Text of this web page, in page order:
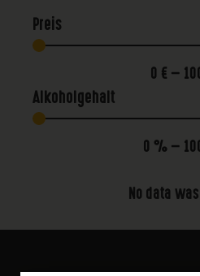
Preis
0 € — 100
Alkoholgehalt
0 % — 100
No data